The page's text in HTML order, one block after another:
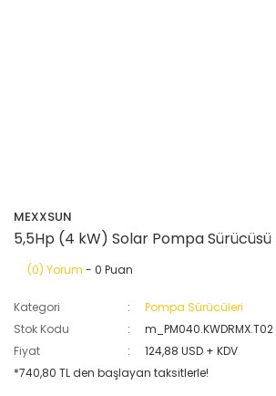
MEXXSUN
5,5Hp (4 kW) Solar Pompa
(0) Yorum - 0 Puan
Kategori
Pompa Sürücüleri
Stok Kodu
m_PM040.KWDRMX.T02
Fiyat
124,88 USD + KDV
*740,80 TL den başlayan taksitlerle!